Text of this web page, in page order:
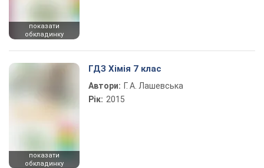
показати
обкладинку
показати
обкладинку
ГДЗ Хімія 7 клас
Автори: Г. А. Лашевська
Рік: 2015